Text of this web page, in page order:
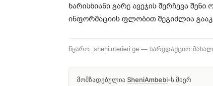
ხარისხიანი გარე ავეჯის შერჩევა
ინფორმაციის ფლობით შეგიძლია
წყარო: sheniinterieri.ge — სარედაქციო
მომზადებულია SheniAmbebi-ს მიერ